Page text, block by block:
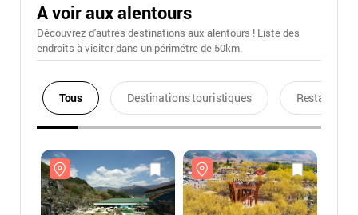
A voir aux alentours
Découvrez d'autres destinations aux alentours ! Liste des
endroits à visiter dans un périmétre de 50km.
Tous Destinations touristiques Restaurants